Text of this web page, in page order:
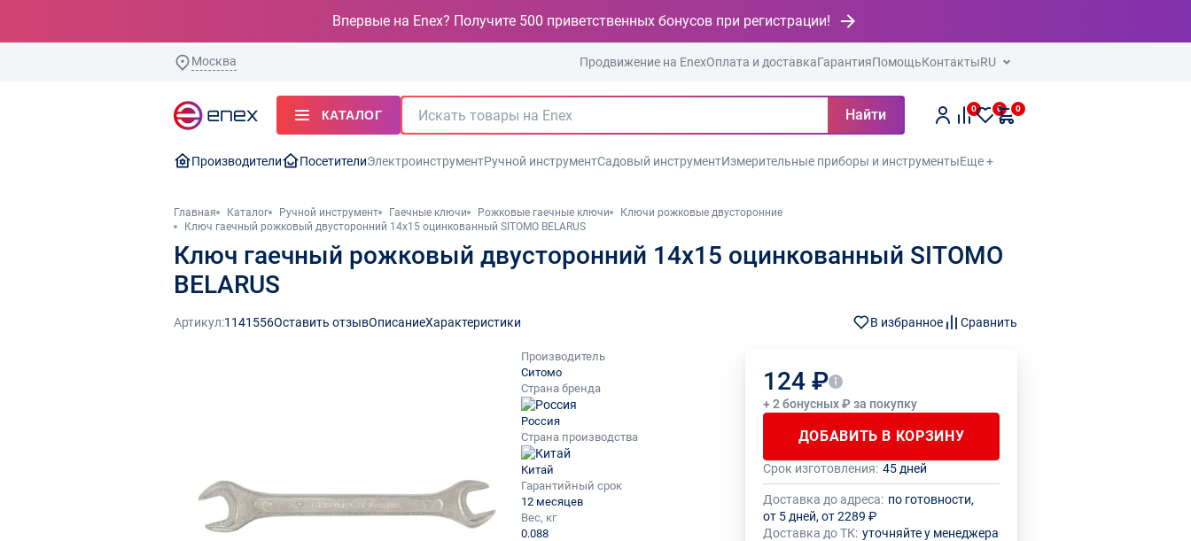
Впервые на Enex? Получите 500 приветственных бонусов при регистрации!
Москва Продвижение на EnexОплата и доставкаГарантияПомощьКонтактыRU
КАТАЛОГ Найти 0 0 0
Производители ПосетителиЭлектроинструментРучной инструментСадовый инструментИзмерительные приборы и инструментыЕще +
Главная Каталог Ручной инструмент Гаечные ключи Рожковые гаечные ключи
Ключи рожковые двусторонние
Ключ гаечный рожковый двусторонний 14x15 оцинкованный SITOMO BELARUS
Ключ гаечный рожковый двусторонний 14x15 оцинкованный SITOMO
BELARUS
Артикул:1141556Оставить отзывОписаниеХарактеристики В избранное Сравнить
Производитель
Ситомо
Страна бренда
Россия
Страна производства
Китай
Гарантийный срок
12 месяцев
Вес, кг
0.088
124 ₽
+ 2 бонусных ₽ за покупку
ДОБАВИТЬ В КОРЗИНУ
Общее количество данного товара должно
На данный товар производителем
минимального заказа
Срок изготовления: 45 дней
Доставка до адреса: по готовности,
от 5 дней, от 2289 ₽
Доставка до ТК: уточняйте у менеджера